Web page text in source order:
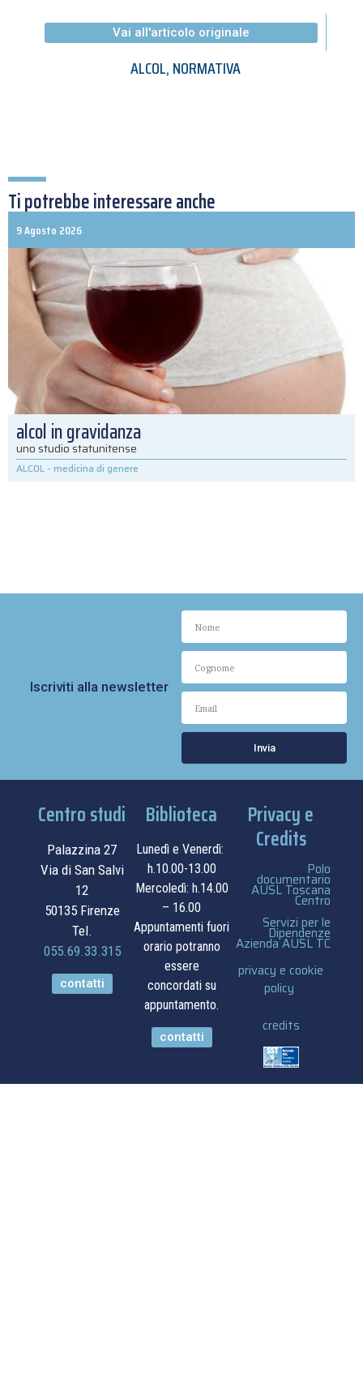
Vai all'articolo originale
ALCOL,NORMATIVA
Ti potrebbe interessare anche
9 Agosto 2026
alcol in gravidanza
uno studio statunitense
ALCOL - medicina di genere
Iscriviti alla newsletter
Invia
Centro studi
Palazzina 27
Via di San Salvi
12
50135 Firenze
Tel.
055.69.33.315
contatti
Biblioteca
Lunedì e Venerdì:
h.10.00-13.00
Mercoledì: h.14.00
– 16.00
Appuntamenti fuori
orario potranno
essere
concordati su
appuntamento.
contatti
Privacy e
Credits
Polo
documentario
AUSL Toscana
Centro
Servizi per le
Dipendenze
Azienda AUSL TC
privacy e cookie
policy
credits